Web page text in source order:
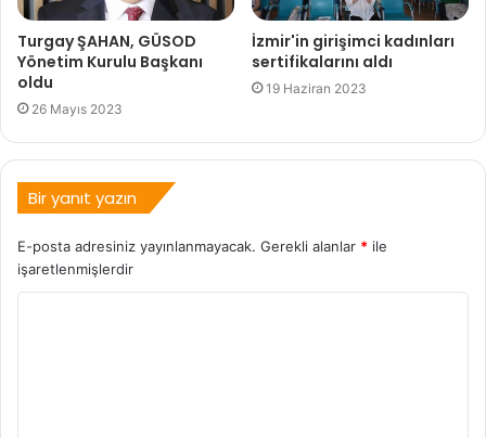
Turgay ŞAHAN, GÜSOD
Yönetim Kurulu Başkanı
oldu
26 Mayıs 2023
İzmir'in girişimci kadınları
sertifikalarını aldı
19 Haziran 2023
Bir yanıt yazın
E-posta adresiniz yayınlanmayacak. Gerekli alanlar * ile
işaretlenmişlerdir